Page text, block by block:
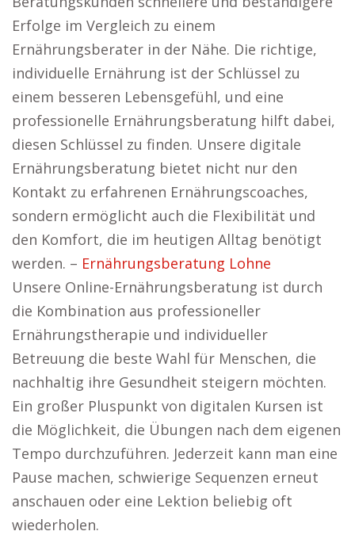
Erfolge im Vergleich zu einem
Ernährungsberater in der Nähe. Die richtige,
individuelle Ernährung ist der Schlüssel zu
einem besseren Lebensgefühl, und eine
professionelle Ernährungsberatung hilft dabei,
diesen Schlüssel zu finden. Unsere digitale
Ernährungsberatung bietet nicht nur den
Kontakt zu erfahrenen Ernährungscoaches,
sondern ermöglicht auch die Flexibilität und
den Komfort, die im heutigen Alltag benötigt
werden. – Ernährungsberatung Lohne
Unsere Online-Ernährungsberatung ist durch
die Kombination aus professioneller
Ernährungstherapie und individueller
Betreuung die beste Wahl für Menschen, die
nachhaltig ihre Gesundheit steigern möchten.
Ein großer Pluspunkt von digitalen Kursen ist
die Möglichkeit, die Übungen nach dem eigenen
Tempo durchzuführen. Jederzeit kann man eine
Pause machen, schwierige Sequenzen erneut
anschauen oder eine Lektion beliebig oft
wiederholen.